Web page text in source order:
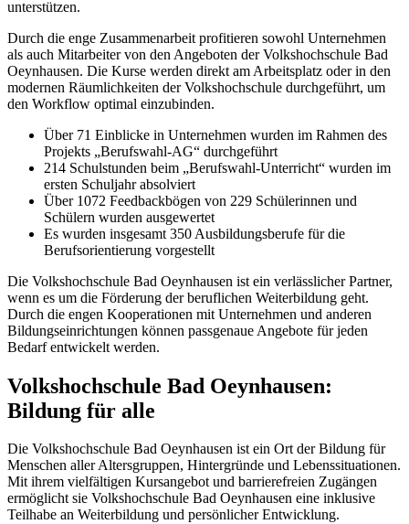
unterstützen.
Durch die enge Zusammenarbeit profitieren sowohl Unternehmen
als auch Mitarbeiter von den Angeboten der Volkshochschule Bad
Oeynhausen. Die Kurse werden direkt am Arbeitsplatz oder in den
modernen Räumlichkeiten der Volkshochschule durchgeführt, um
den Workflow optimal einzubinden.
Über 71 Einblicke in Unternehmen wurden im Rahmen des
Projekts „Berufswahl-AG“ durchgeführt
214 Schulstunden beim „Berufswahl-Unterricht“ wurden im
ersten Schuljahr absolviert
Über 1072 Feedbackbögen von 229 Schülerinnen und
Schülern wurden ausgewertet
Es wurden insgesamt 350 Ausbildungsberufe für die
Berufsorientierung vorgestellt
Die Volkshochschule Bad Oeynhausen ist ein verlässlicher Partner,
wenn es um die Förderung der beruflichen Weiterbildung geht.
Durch die engen Kooperationen mit Unternehmen und anderen
Bildungseinrichtungen können passgenaue Angebote für jeden
Bedarf entwickelt werden.
Volkshochschule Bad Oeynhausen:
Bildung für alle
Die Volkshochschule Bad Oeynhausen ist ein Ort der Bildung für
Menschen aller Altersgruppen, Hintergründe und Lebenssituationen.
Mit ihrem vielfältigen Kursangebot und barrierefreien Zugängen
ermöglicht sie Volkshochschule Bad Oeynhausen eine inklusive
Teilhabe an Weiterbildung und persönlicher Entwicklung.